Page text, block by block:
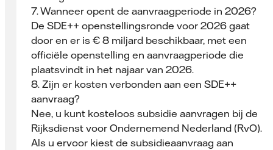
7. Wanneer opent de aanvraagperiode in 2026?
De SDE++ openstellingsronde voor 2026 gaat
door en er is € 8 miljard beschikbaar, met een
officiële openstelling en aanvraagperiode die
plaatsvindt in het najaar van 2026.
8. Zijn er kosten verbonden aan een SDE++
aanvraag?
Nee, u kunt kosteloos subsidie aanvragen bij de
Rijksdienst voor Ondernemend Nederland (RvO).
Als u ervoor kiest de subsidieaanvraag aan